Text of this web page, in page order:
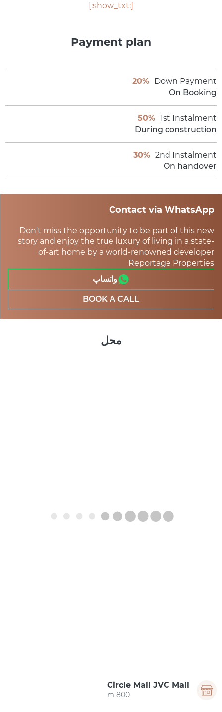
[:show_txt:]
Payment plan
Down Payment
20%
On Booking
1st Instalment
50%
During construction
2nd Instalment
30%
On handover
Contact via WhatsApp
Don't miss the opportunity to be part of this new
story and enjoy the true luxury of living in a state-
of-art home by a world-renowned developer
Reportage Properties
واتساپ
BOOK A CALL
محل
Circle Mall JVC Mall
800 m